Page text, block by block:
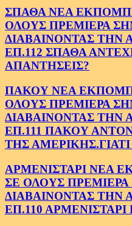
ΣΠΑΘΑ ΝΕΑ
ΟΛΟΥΣ ΠΡΕΜΙΕΡΑ
ΔΙΑΒΑΙΝΟΝΤΑΣ ΤΗΝ
ΕΠ.112 ΣΠΑΘΑ
ΑΠΑΝΤΗΣΕΙΣ?
ΠΑΚΟΥ ΝΕΑ
ΟΛΟΥΣ ΠΡΕΜΙΕΡΑ
ΔΙΑΒΑΙΝΟΝΤΑΣ ΤΗΝ
ΕΠ.111 ΠΑΚΟΥ
ΤΗΣ
ΑΡΜΕΝΙΣΤΑΡΙ ΝΕΑ
ΣΕ ΟΛΟΥΣ ΠΡΕΜΙΕΡΑ
ΔΙΑΒΑΙΝΟΝΤΑΣ ΤΗΝ
ΕΠ.110